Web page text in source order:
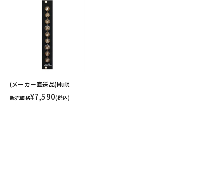
(メーカー直送品)Mult
販売価格¥7,590(税込)